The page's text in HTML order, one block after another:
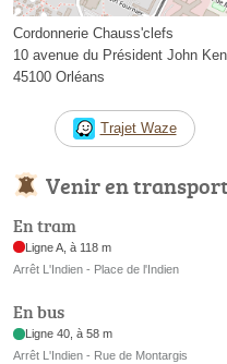
Cordonnerie Chauss'clefs
10 avenue du Président John
45100 Orléans
Trajet Waze
Venir en
En tram
Ligne A, à 118 m
Arrêt L'Indien - Place de l'Indien
En bus
Ligne 40, à 58 m
Arrêt L'Indien - Rue de Montargis